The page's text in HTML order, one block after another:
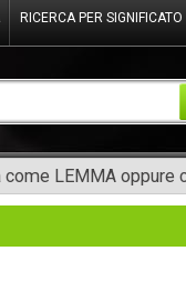
RICERCA PER SIGNIFICATO
LEMMA oppure